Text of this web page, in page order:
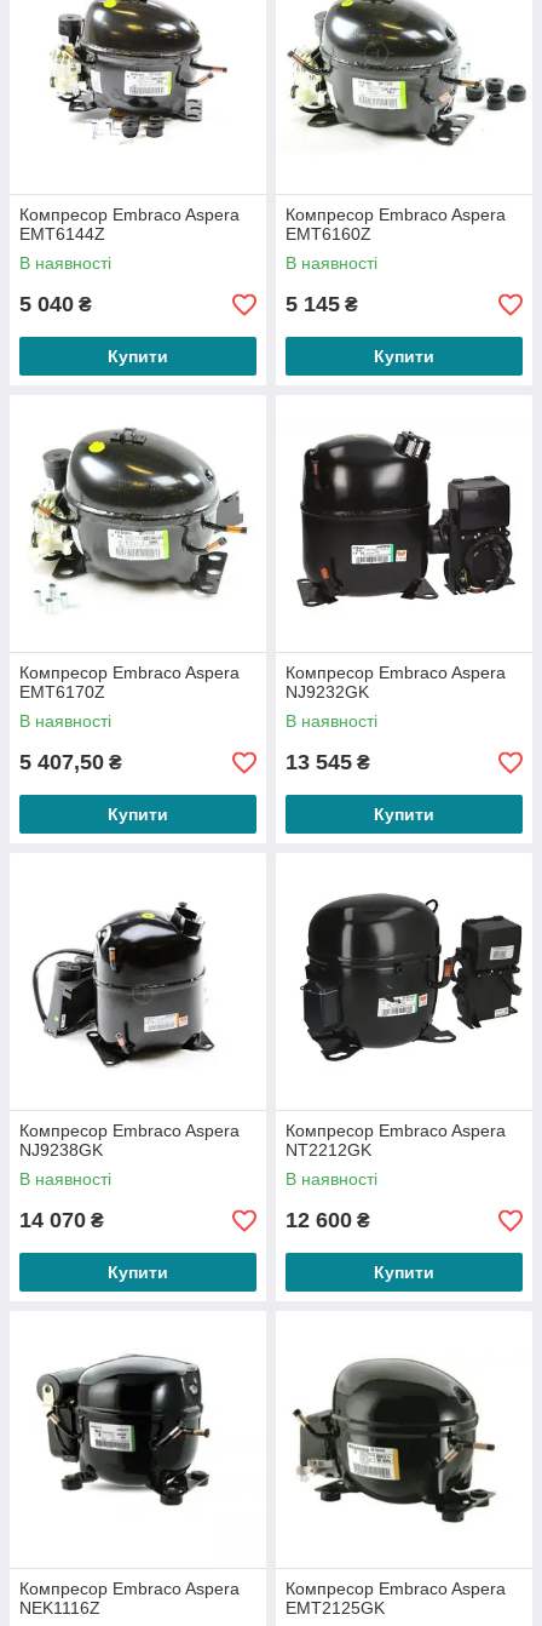
Компресор Embraco Aspera
EMT6144Z
В наявності
5 040 ₴
Купити
Компресор Embraco Aspera
EMT6160Z
В наявності
5 145 ₴
Купити
Компресор Embraco Aspera
EMT6170Z
В наявності
5 407,50 ₴
Купити
Компресор Embraco Aspera
NJ9232GK
В наявності
13 545 ₴
Купити
Компресор Embraco Aspera
NJ9238GK
В наявності
14 070 ₴
Купити
Компресор Embraco Aspera
NT2212GK
В наявності
12 600 ₴
Купити
Компресор Embraco Aspera
NEK1116Z
Компресор Embraco Aspera
EMT2125GK